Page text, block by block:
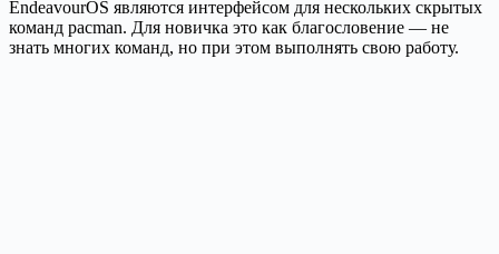
EndeavourOS являются интерфейсом для нескольких скрытых
команд pacman. Для новичка это как благословение — не
знать многих команд, но при этом выполнять свою работу.